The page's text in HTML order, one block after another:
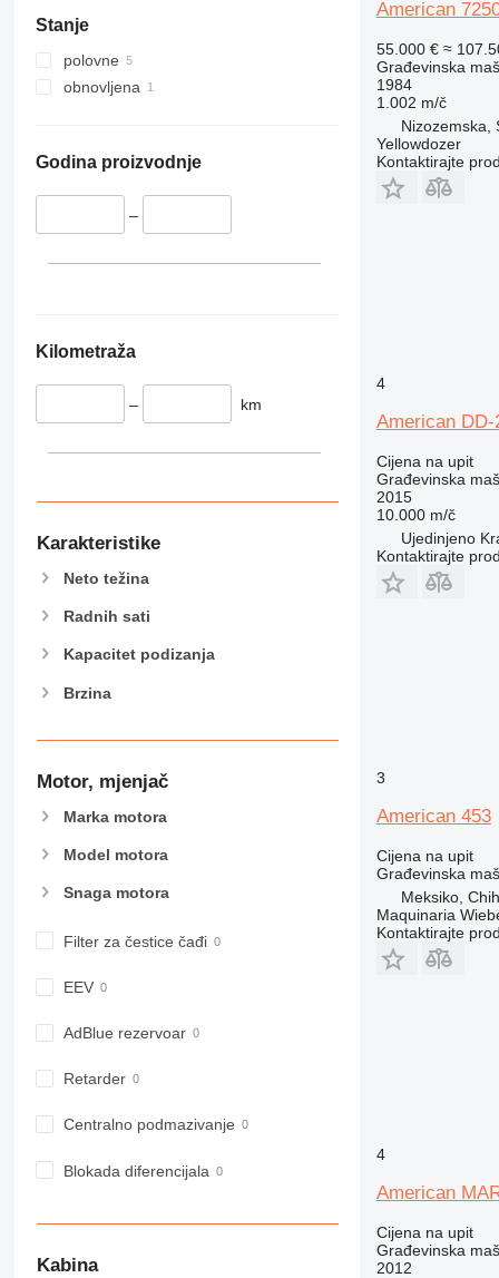
329
330
336
349
390
420
428
430
444
826
906
910
924
930
953
962
966
972
980
988
AP
S-Series
TM
VMT
Stanje
polovne
obnovljena
Godina proizvodnje
–
Kilometraža
– km
Karakteristike
Neto težina
Radnih sati
Kapacitet podizanja
Brzina
Motor, mjenjač
Marka motora
Model motora
Snaga motora
Filter za čestice čađi
EEV
AdBlue rezervoar
Retarder
Centralno podmazivanje
Blokada diferencijala
Kabina
American
55.000 € ≈
Građevinska
1984
1.002 m/č
Nizozemska,
Yellowdozer
Kontaktirajte
4
American DD-
Cijena na upit
Građevinska
2015
10.000 m/č
Ujedinjeno
Kontaktirajte
3
American 453
Cijena na upit
Građevinska
Meksiko,
Maquinaria
Kontaktirajte
4
American
Cijena na upit
Građevinska
2012